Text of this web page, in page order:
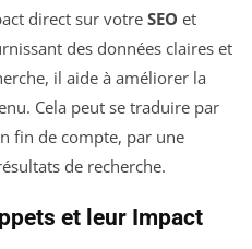
direct sur votreSEO et
des données claires et
il aide à améliorer la
Cela peut se traduire par
fin de compte, par une
de recherche.
et leur Impact